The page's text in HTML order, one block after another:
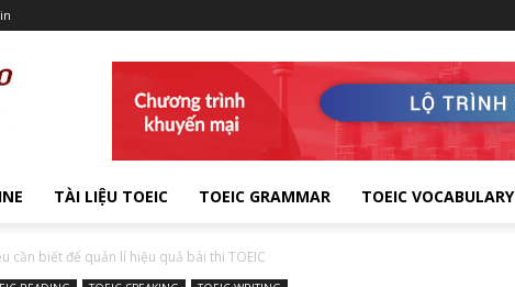
TÀI LIỆU TOEIC TOEIC GRAMMAR TOEIC VOCABULARY
cần biết để quản lí hiệu quả bài thi TOEIC